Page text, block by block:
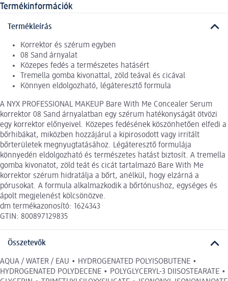
Termékinformációk
Termékleírás
Korrektor és szérum egyben
08 Sand árnyalat
Közepes fedés a természetes hatásért
Tremella gomba kivonattal, zöld teával és cicával
Könnyen eldolgozható, légáteresztő formula
A NYX PROFESSIONAL MAKEUP Bare With Me Concealer Serum
korrektor 08 Sand árnyalatban egy szérum hatékonyságát ötvözi
egy korrektor előnyeivel. Közepes fedésének köszönhetően elfedi a
bőrhibákat, miközben hozzájárul a kipirosodott vagy irritált
bőrterületek megnyugtatásához. Légáteresztő formulája
könnyedén eldolgozható és természetes hatást biztosít. A tremella
gomba kivonatot, zöld teát és cicát tartalmazó Bare With Me
korrektor szérum hidratálja a bőrt, anélkül, hogy elzárná a
pórusokat. A formula alkalmazkodik a bőrtónushoz, egységes és
ápolt megjelenést kölcsönözve.
dm termékazonosító: 1624343
GTIN: 800897129835
Összetevők
AQUA / WATER / EAU • HYDROGENATED POLYISOBUTENE •
HYDROGENATED POLYDECENE • POLYGLYCERYL-3 DIISOSTEARATE •